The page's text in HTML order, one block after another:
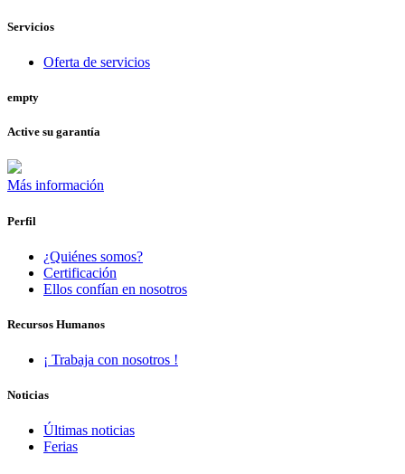
Servicios
Oferta de servicios
empty
Active su garantía
Más información
Perfil
¿Quiénes somos?
Certificación
Ellos confían en nosotros
Recursos Humanos
¡ Trabaja con nosotros !
Noticias
Últimas noticias
Ferias